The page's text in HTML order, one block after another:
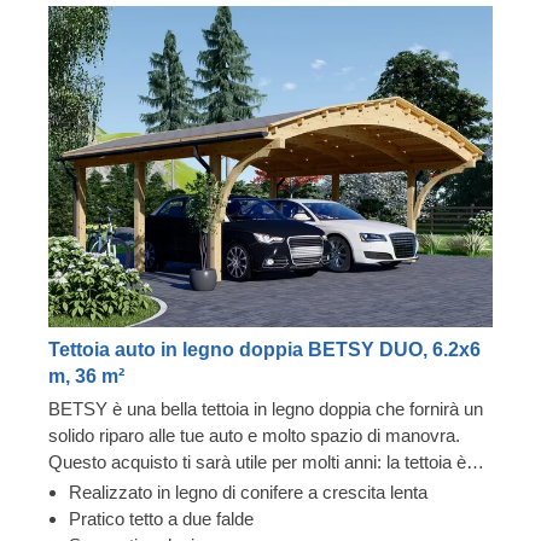
Tettoia auto in legno doppia BETSY DUO, 6.2x6
m, 36 m²
BETSY è una bella tettoia in legno doppia che fornirà un
solido riparo alle tue auto e molto spazio di manovra.
Questo acquisto ti sarà utile per molti anni: la tettoia è
realizzata in legno di conifere a crescita lenta, assi con
incastro maschio/femmina e ha una garanzia di 5-10
Realizzato in legno di conifere a crescita lenta
Pratico tetto a due falde